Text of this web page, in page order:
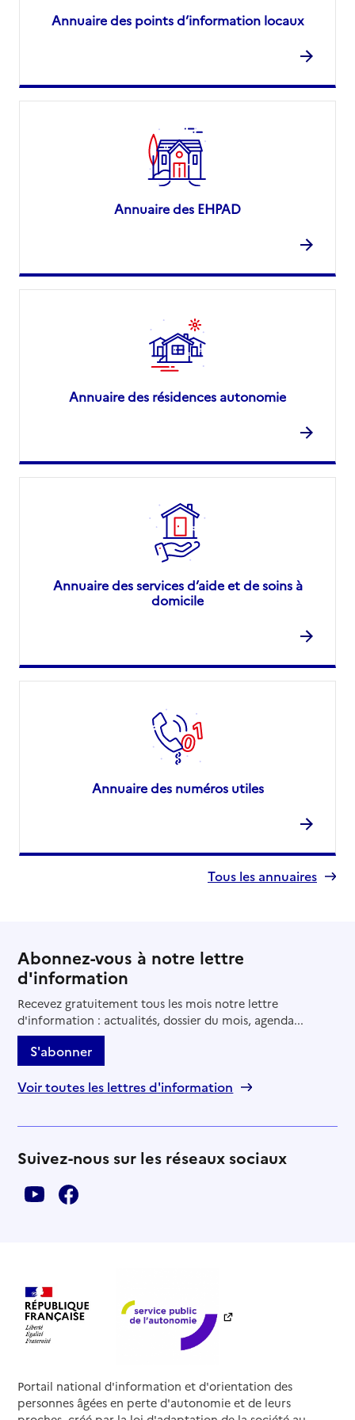
Annuaire des points d’information locaux
Annuaire des EHPAD
Annuaire des résidences autonomie
Annuaire des services d’aide et de soins à
domicile
Annuaire des numéros utiles
Tous les annuaires
Abonnez-vous à notre lettre
d'information
Recevez gratuitement tous les mois notre lettre
d'information : actualités, dossier du mois, agenda...
S'abonner
Voir toutes les lettres d'information
Suivez-nous sur les réseaux sociaux
Portail national d'information et d'orientation des
personnes âgées en perte d'autonomie et de leurs